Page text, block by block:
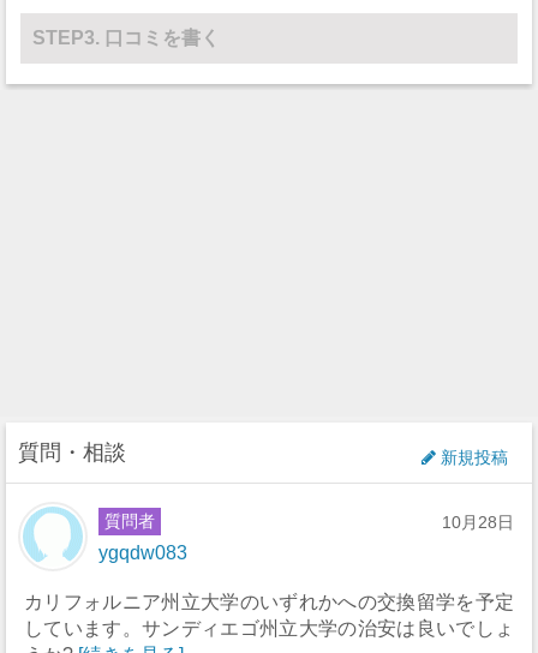
STEP3. 口コミを書く
質問・相談 新規投稿
質問者
ygqdw083
10月28日
カリフォルニア州立大学のいずれかへの交換留学を予定
しています。サンディエゴ州立大学の治安は良いでしょ